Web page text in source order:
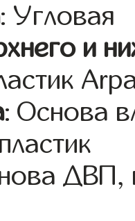
: Угловая
и
: Основа
ДВП,